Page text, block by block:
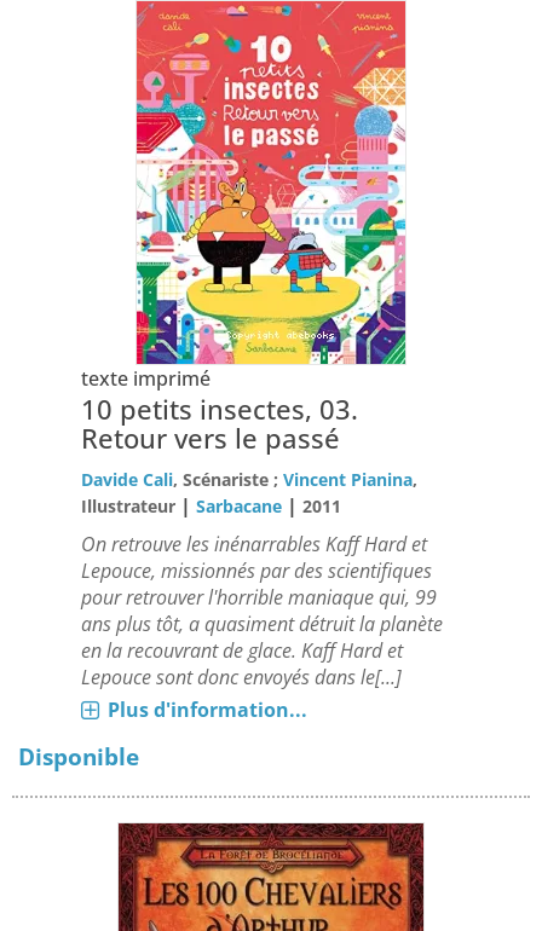
texte imprimé
10 petits insectes, 03.
Retour vers le passé
Davide Cali, Scénariste ;Vincent Pianina,
Illustrateur |Sarbacane |2011
On retrouve les inénarrables Kaff Hard et
Lepouce, missionnés par des scientifiques
pour retrouver l'horrible maniaque qui, 99
ans plus tôt, a quasiment détruit la planète
en la recouvrant de glace. Kaff Hard et
Lepouce sont donc envoyés dans le[...]
Plus d'information...
Disponible